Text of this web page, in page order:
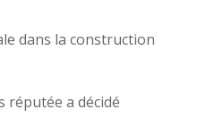
dans la construction
réputée a décidé